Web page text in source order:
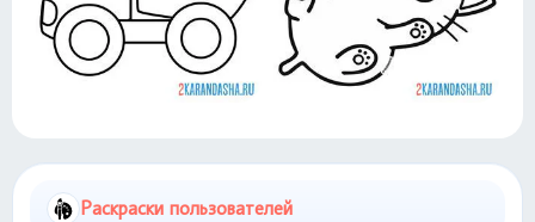
Раскраски пользователей